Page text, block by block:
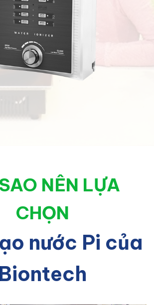
NÊN LỰA
CHỌN
nước Pi của
Biontech